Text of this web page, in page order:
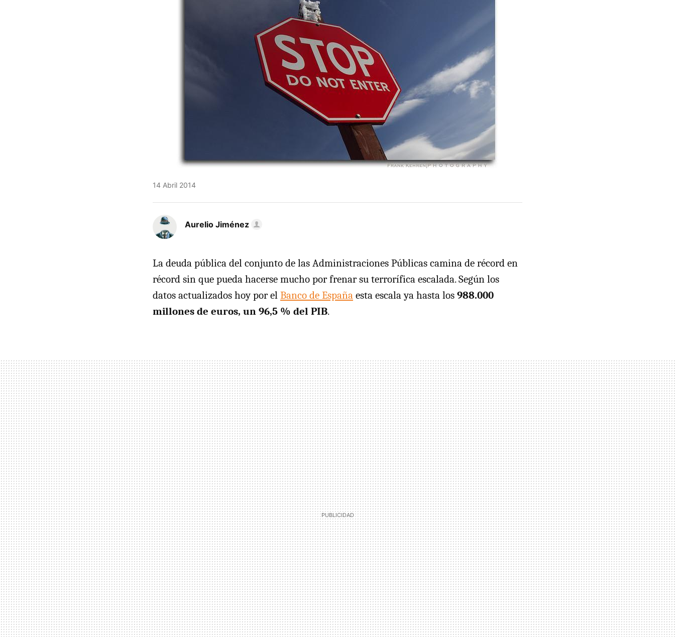
14 Abril 2014
Aurelio Jiménez
La deuda pública del conjunto de las Administraciones Públicas camina de récord en
récord sin que pueda hacerse mucho por frenar su terrorífica escalada. Según los
datos actualizados hoy por el Banco de España esta escala ya hasta los 988.000
millones de euros, un 96,5 % del PIB.